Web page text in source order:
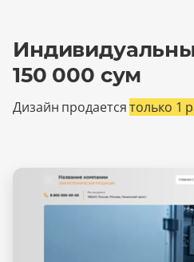
150 000 сум
Дизайн продаетсятолько 1